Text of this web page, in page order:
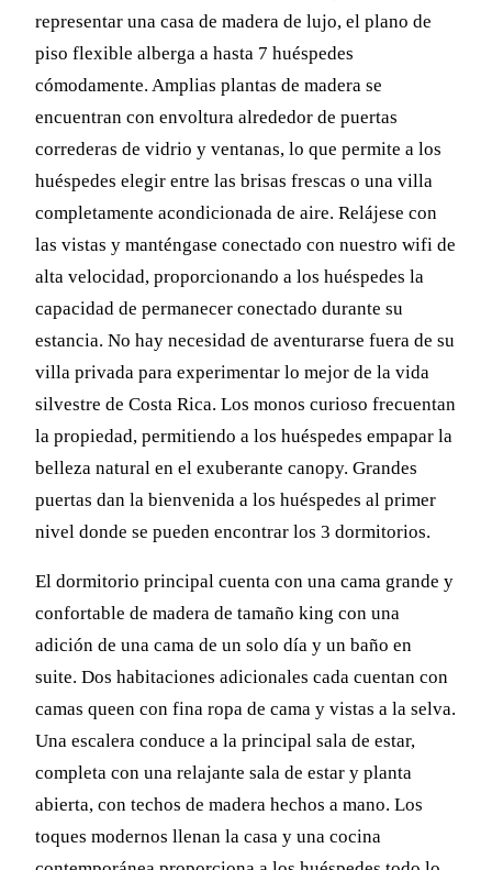
representar una casa de madera de lujo, el plano de
piso flexible alberga a hasta 7 huéspedes
cómodamente. Amplias plantas de madera se
encuentran con envoltura alrededor de puertas
correderas de vidrio y ventanas, lo que permite a los
huéspedes elegir entre las brisas frescas o una villa
completamente acondicionada de aire. Relájese con
las vistas y manténgase conectado con nuestro wifi de
alta velocidad, proporcionando a los huéspedes la
capacidad de permanecer conectado durante su
estancia. No hay necesidad de aventurarse fuera de su
villa privada para experimentar lo mejor de la vida
silvestre de Costa Rica. Los monos curioso frecuentan
la propiedad, permitiendo a los huéspedes empapar la
belleza natural en el exuberante canopy. Grandes
puertas dan la bienvenida a los huéspedes al primer
nivel donde se pueden encontrar los 3 dormitorios.
El dormitorio principal cuenta con una cama grande y
confortable de madera de tamaño king con una
adición de una cama de un solo día y un baño en
suite. Dos habitaciones adicionales cada cuentan con
camas queen con fina ropa de cama y vistas a la selva.
Una escalera conduce a la principal sala de estar,
completa con una relajante sala de estar y planta
abierta, con techos de madera hechos a mano. Los
toques modernos llenan la casa y una cocina